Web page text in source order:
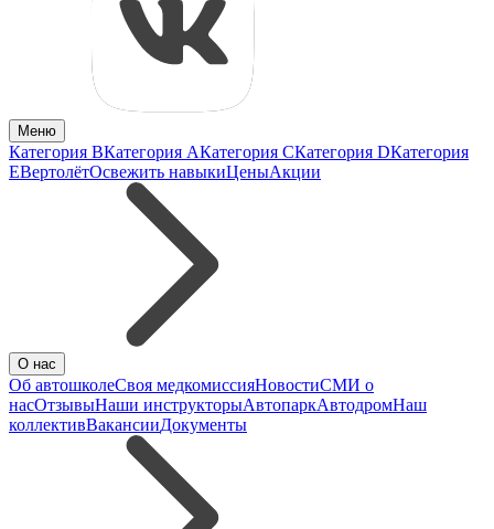
Меню
Категория BКатегория AКатегория CКатегория DКатегория
EВертолётОсвежить навыкиЦеныАкции
О нас
Об автошколеСвоя медкомиссияНовостиСМИ о
насОтзывыНаши инструкторыАвтопаркАвтодромНаш
коллективВакансииДокументы